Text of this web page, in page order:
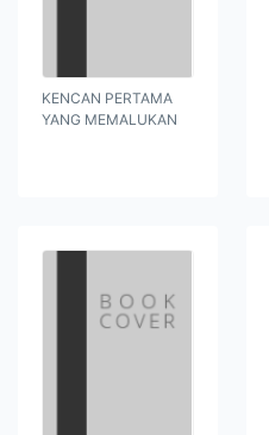
KENCAN PERTAMA
YANG MEMALUKAN